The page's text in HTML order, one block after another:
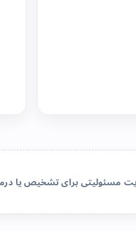
برای تشخیص یا